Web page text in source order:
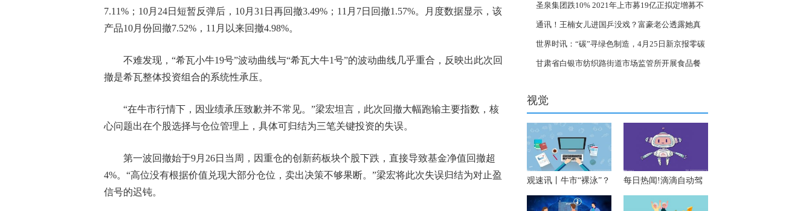
7.11%；10月24日短暂反弹后，10月31日再回撤3.49%；11月7日回撤1.57%。月度数据显示，该
产品10月份回撤7.52%，11月以来回撤4.98%。
不难发现，“希瓦小牛19号”波动曲线与“希瓦大牛1号”的波动曲线几乎重合，反映出此次回
撤是希瓦整体投资组合的系统性承压。
“在牛市行情下，因业绩承压致歉并不常见。”梁宏坦言，此次回撤大幅跑输主要指数，核
心问题出在个股选择与仓位管理上，具体可归结为三笔关键投资的失误。
第一波回撤始于9月26日当周，因重仓的创新药板块个股下跌，直接导致基金净值回撤超
4%。“高位没有根据价值兑现大部分仓位，卖出决策不够果断。”梁宏将此次失误归结为对止盈
信号的迟钝。
粮”保丰收_当前动态
圣泉集团跌10% 2021年上市募19亿正拟定增募不
超10亿 微速讯
通讯！王楠女儿进国乒没戏？富豪老公透露她真
实水平，请刘国梁恩师指点
世界时讯：“碳”寻绿色制造，4月25日新京报零碳
研究院走进无锡
甘肃省白银市纺织路街道市场监管所开展食品餐
视觉
观速讯丨牛市“裸泳”？
百亿私募梁宏致歉！
20%回撤背后：三笔重
每日热闻!滴滴自动驾
驶与RoboSense达成新
一代Robotaxi车型定点